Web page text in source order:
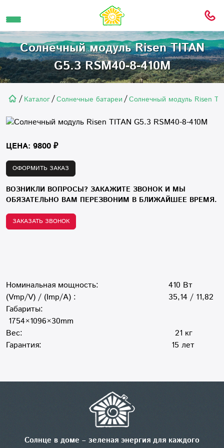
Солнечный модуль Risen TITAN
G5.3 RSM40-8-410M
/ Каталог/Солнечные батареи /Солнечный модуль Risen
ЦЕНА: 9800 ₽
ОФОРМИТЬ ЗАКАЗ
ВОЗНИКЛИ ВОПРОСЫ? ЗАКАЖИТЕ ЗВОНОК И МЫ
ОБЯЗАТЕЛЬНО ВАМ ПЕРЕЗВОНИМ В БЛИЖАЙШЕЕ ВРЕМЯ.
ЗАКАЗАТЬ ЗВОНОК
Номинальная мощность: 410 Вт
(Vmp/V) / (Imp/A) : 35,14 / 11,82
Габариты:
1754×1096×30mm
Вес: 21 кг
Гарантия: 15 лет
Солнце в доме – зеленая энергия для каждого